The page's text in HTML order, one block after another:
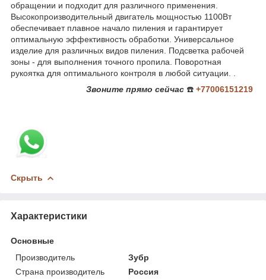
обращении и подходит для различного применения.
Высокопроизводительный двигатель мощностью 1100Вт
обеспечивает плавное начало пиления и гарантирует
оптимальную эффективность обработки. Универсальное
изделие для различных видов пиления. Подсветка рабочей
зоны - для выполнения точного пропила. Поворотная
рукоятка для оптимального контроля в любой ситуации. .
Звоните прямо сейчас ☎️ +77006151219
Скрыть
Характеристики
Основные
Производитель
Зубр
Страна производитель
Россия